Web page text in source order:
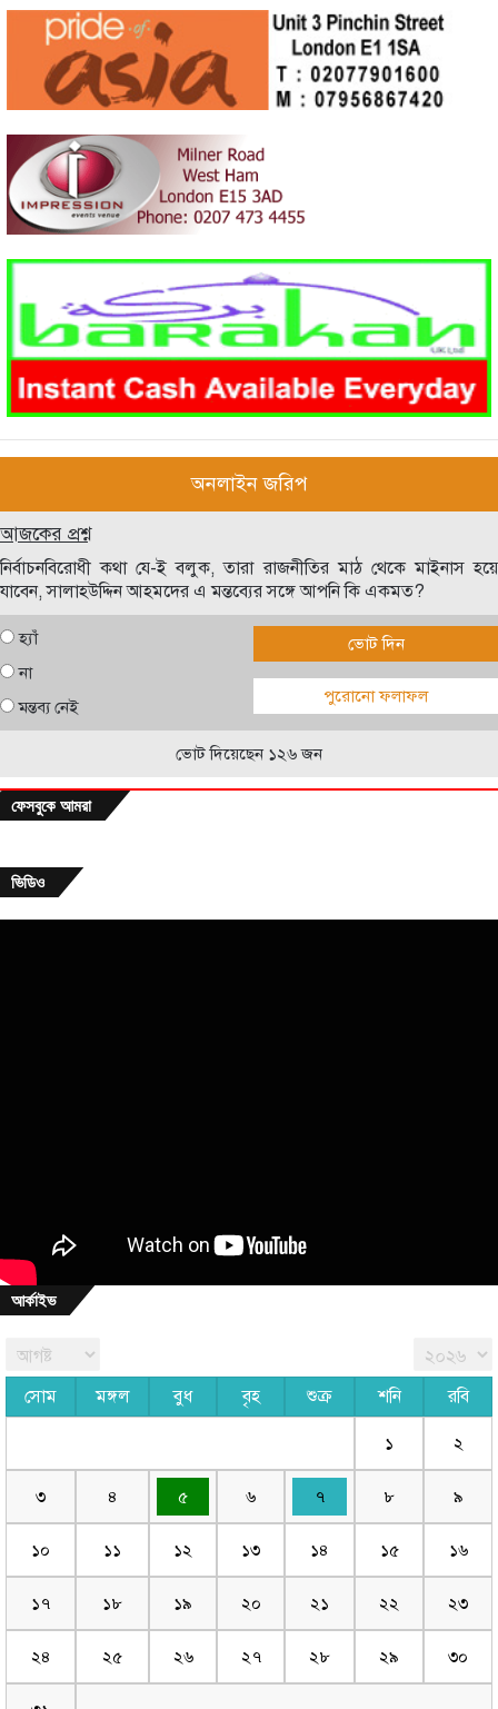
অনলাইন জরিপ
আজকের প্রশ্ন
নির্বাচনবিরোধী কথা যে-ই বলুক, তারা রাজনীতির মাঠ থেকে মাইনাস হয়ে
যাবেন, সালাহউদ্দিন আহমদের এ মন্তব্যের সঙ্গে আপনি কি একমত?
হ্যাঁ
না
মন্তব্য নেই
ভোট দিন
পুরোনো ফলাফল
ভোট দিয়েছেন ১২৬ জন
ফেসবুকে আমরা
ভিডিও
আর্কাইভ
সোম মঙ্গল বুধ বৃহ শুক্র শনি রবি
১ ২
৩ ৪ ৫ ৬ ৭ ৮ ৯
১০ ১১ ১২ ১৩ ১৪ ১৫ ১৬
১৭ ১৮ ১৯ ২০ ২১ ২২ ২৩
২৪ ২৫ ২৬ ২৭ ২৮ ২৯ ৩০